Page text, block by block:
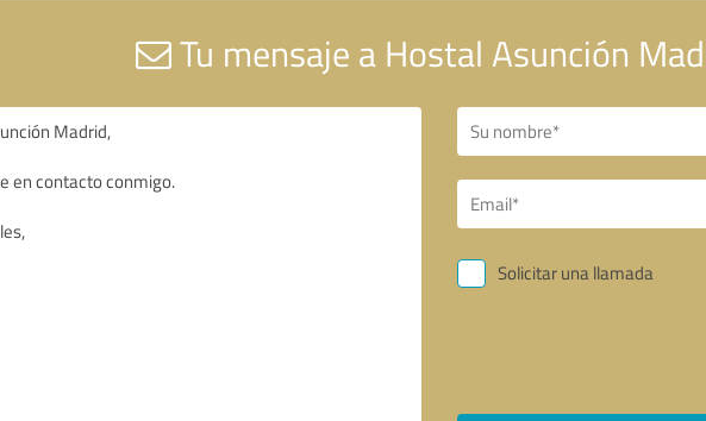
Tu mensaje a Hostal Asunción
Solicitar una llamada